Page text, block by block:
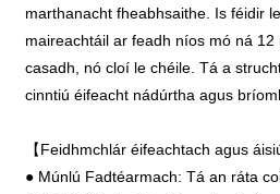
marthanacht fheabhsaithe. Is féidir
maireachtáil ar feadh níos mó ná
casadh, nó cloí le chéile. Tá a
cinntiú éifeacht nádúrtha agus
【Feidhmchlár éifeachtach agus
● Múnlú Fadtéarmach: Tá an ráta